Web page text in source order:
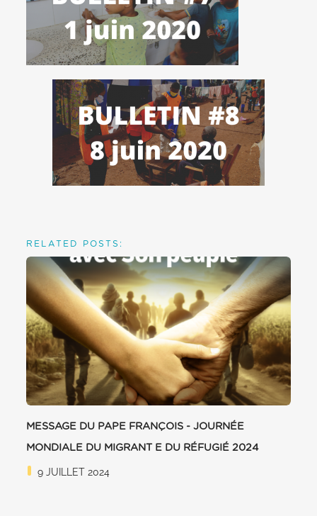
RELATED POSTS:
MESSAGE DU PAPE FRANÇOIS - JOURNÉE
MONDIALE DU MIGRANT E DU RÉFUGIÉ 2024
9 JUILLET 2024